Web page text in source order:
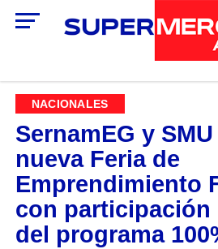
NACIONALES
SernamEG y
nueva Feria de
Emprendimiento
con participación
del programa